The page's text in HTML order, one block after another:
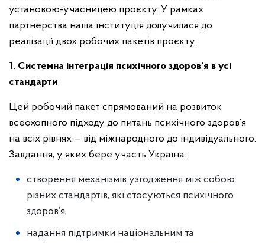
установою-учасницею проєкту. У рамках
партнерства наша інституція долучилася до
реалізації двох робочих пакетів проєкту:
1. Системна інтеграція психічного здоров’я в усі
стандарти
Цей робочий пакет спрямований на розвиток
всеохопного підходу до питань психічного здоров’я
на всіх рівнях — від міжнародного до індивідуального.
Завдання, у яких бере участь Україна:
створення механізмів узгодження між собою
різних стандартів, які стосуються психічного
здоров’я;
надання підтримки національним та